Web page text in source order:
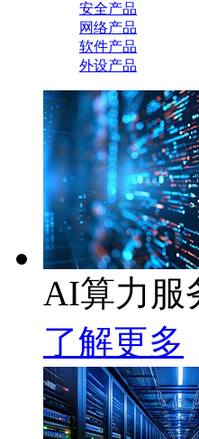
安全产品
网络产品
软件产品
外设产品
AI算力服
了解更多